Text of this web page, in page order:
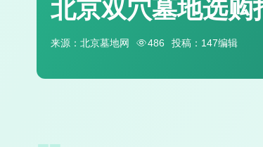
北京双穴墓地选
来源：北京墓地网 486 投稿：147编辑